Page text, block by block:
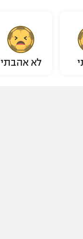
לא אהבתי